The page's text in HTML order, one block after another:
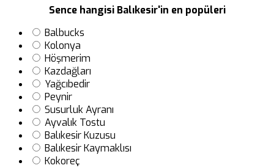
Sence hangisi Balıkesir'in en popüleri
Balbucks
Kolonya
Höşmerim
Kazdağları
Yağcıbedir
Peynir
Susurluk Ayranı
Ayvalık Tostu
Balıkesir Kuzusu
Balıkesir Kaymaklısı
Kokoreç